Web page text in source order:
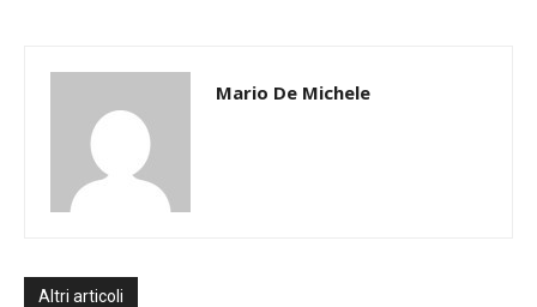
Mario De Michele
Altri articoli